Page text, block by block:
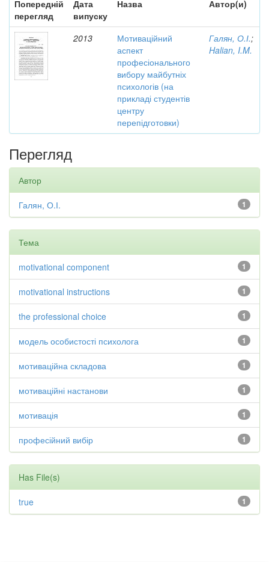
Попередній
перегляд
Дата
випуску
Назва Автор(и)
2013
Мотиваційний
аспект
професіонального
вибору майбутніх
психологів (на
прикладі студентів
центру
перепідготовки)
Галян, О.І.;
Halian, I.M.
Перегляд
Автор
1
Галян, О.І.
Тема
1
motivational component
1
motivational instructions
1
the professional choice
1
модель особистості психолога
1
мотиваційна складова
1
мотиваційні настанови
1
мотивація
1
професійний вибір
Has File(s)
1
true